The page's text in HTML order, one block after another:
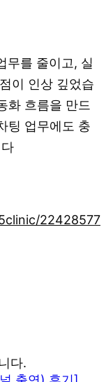
무를 줄이고, 실
이 인상 깊었습
화 흐름을 만드
팅 업무에도 충
22428577
다.